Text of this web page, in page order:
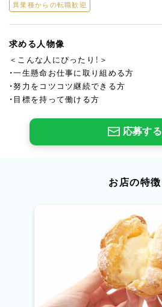
異業種からの転職歓迎
求める人物像
＜こんな人にぴったり！＞
・一生懸命お仕事に取り組める方
・努力をコツコツ継続できる方
・目標を持って働ける方
応募する
お店の特徴